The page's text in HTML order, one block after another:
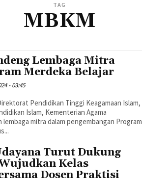
TAG
MBKM
Lembaga Mitra
Merdeka Belajar
- 03:45
Pendidikan Tinggi Keagamaan Islam,
Islam, Kementerian Agama
mitra dalam pengembangan Program
Turut Dukung
Kelas
Dosen Praktisi